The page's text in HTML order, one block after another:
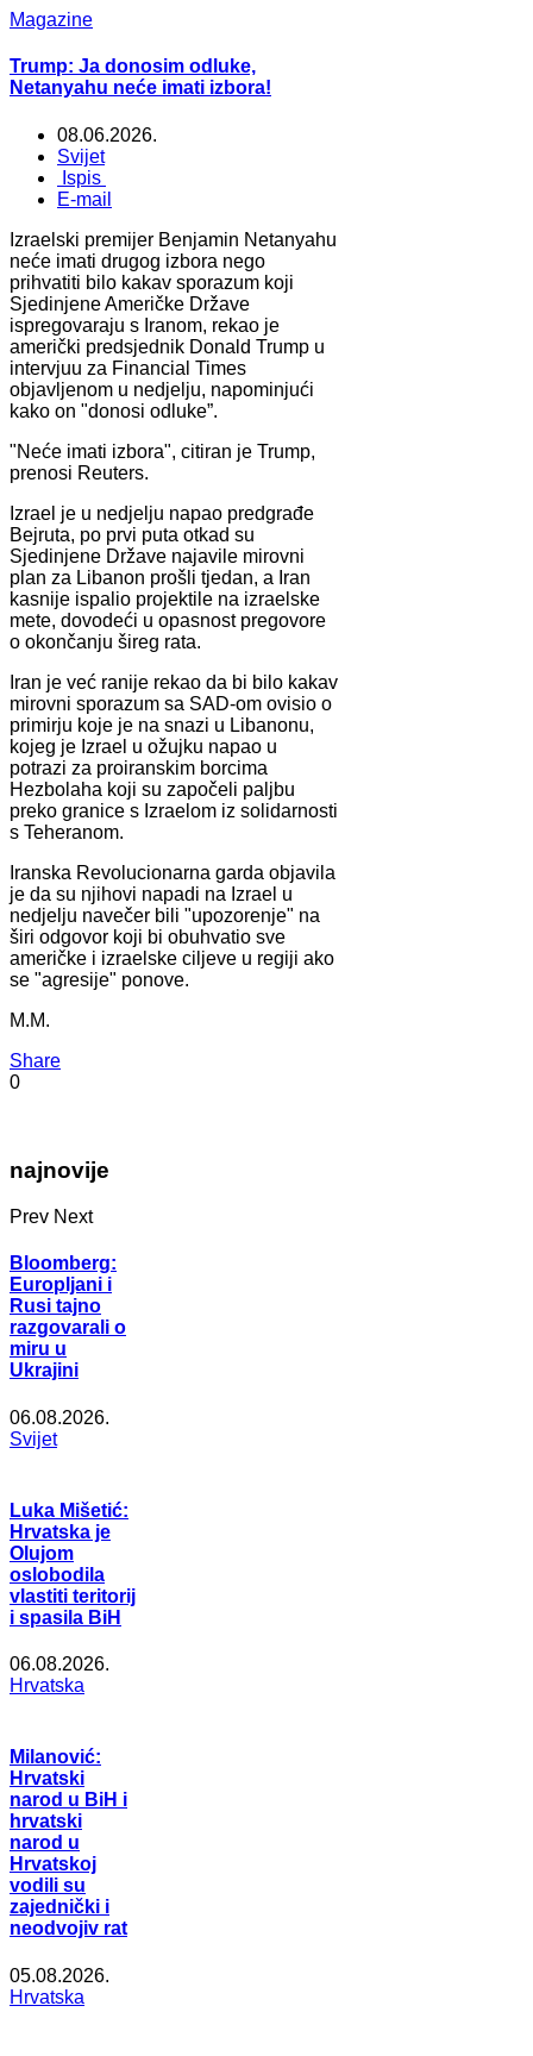
Magazine
Trump: Ja donosim odluke,
Netanyahu neće imati izbora!
08.06.2026.
Svijet
Ispis
E-mail
Izraelski premijer Benjamin Netanyahu
neće imati drugog izbora nego
prihvatiti bilo kakav sporazum koji
Sjedinjene Američke Države
ispregovaraju s Iranom, rekao je
američki predsjednik Donald Trump u
intervjuu za Financial Times
objavljenom u nedjelju, napominjući
kako on "donosi odluke”.
"Neće imati izbora", citiran je Trump,
prenosi Reuters.
Izrael je u nedjelju napao predgrađe
Bejruta, po prvi puta otkad su
Sjedinjene Države najavile mirovni
plan za Libanon prošli tjedan, a Iran
kasnije ispalio projektile na izraelske
mete, dovodeći u opasnost pregovore
o okončanju šireg rata.
Iran je već ranije rekao da bi bilo kakav
mirovni sporazum sa SAD-om ovisio o
primirju koje je na snazi u Libanonu,
kojeg je Izrael u ožujku napao u
potrazi za proiranskim borcima
Hezbolaha koji su započeli paljbu
preko granice s Izraelom iz solidarnosti
s Teheranom.
Iranska Revolucionarna garda objavila
je da su njihovi napadi na Izrael u
nedjelju navečer bili "upozorenje" na
širi odgovor koji bi obuhvatio sve
američke i izraelske ciljeve u regiji ako
se "agresije" ponove.
M.M.
Share
0
najnovije
Prev Next
Bloomberg:
Europljani i
Rusi tajno
razgovarali o
miru u
Ukrajini
06.08.2026.
Svijet
Luka Mišetić:
Hrvatska je
Olujom
oslobodila
vlastiti teritorij
i spasila BiH
06.08.2026.
Hrvatska
Milanović:
Hrvatski
narod u BiH i
hrvatski
narod u
Hrvatskoj
vodili su
zajednički i
neodvojiv rat
05.08.2026.
Hrvatska